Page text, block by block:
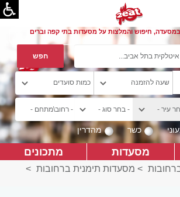
חיפוש והמלצות על מסעדות בתי קפה וברים
כשר מהדרין
מסעדות מתכונים
> מסעדות תימנית ברחובות >